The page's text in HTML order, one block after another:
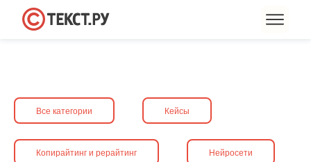
Все категории Кейсы
Копирайтинг и рерайтинг Нейросети